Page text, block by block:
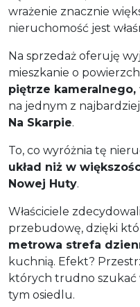
wrażenie znacznie
nieruchomość jest
Na sprzedaż oferuję
mieszkanie o
piętrze
na jednym z
Na Skarpie.
To, co wyróżnia tę
układ niż w
Nowej Huty.
Właściciele
przebudowę, dzięki
metrowa strefa
kuchnią. Efekt?
których trudno szukać
tym osiedlu.